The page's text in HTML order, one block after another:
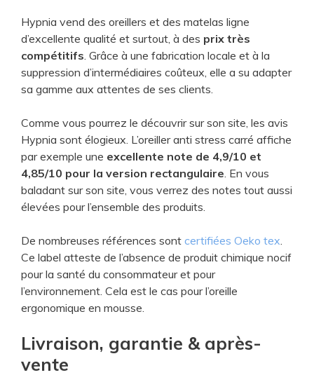
Hypnia vend des oreillers et des matelas ligne
d’excellente qualité et surtout, à des prix très
compétitifs . Grâce à une fabrication locale et à la
suppression d’intermédiaires coûteux, elle a su adapter
sa gamme aux attentes de ses clients.
Comme vous pourrez le découvrir sur son site, les avis
Hypnia sont élogieux. L’oreiller anti stress carré affiche
par exemple une excellente note de 4,9/10 et
4,85/10 pour la version rectangulaire . En vous
baladant sur son site, vous verrez des notes tout aussi
élevées pour l’ensemble des produits.
De nombreuses références sont certifiées Oeko tex
Ce label atteste de l’absence de produit chimique nocif
pour la santé du consommateur et pour
l’environnement. Cela est le cas pour l’oreille
ergonomique en mousse.
Livraison, garantie & après-
vente